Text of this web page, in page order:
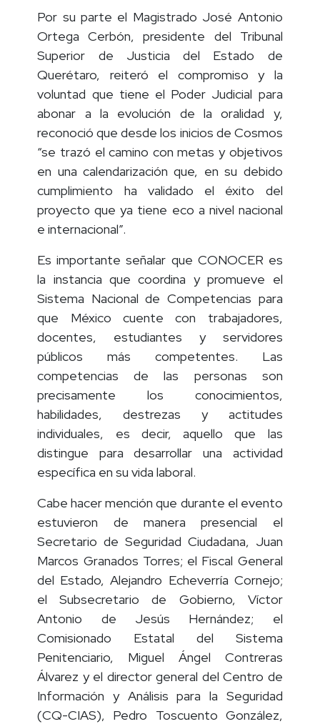
Por su parte el Magistrado José Antonio
Ortega Cerbón, presidente del Tribunal
Superior de Justicia del Estado de
Querétaro, reiteró el compromiso y la
voluntad que tiene el Poder Judicial para
abonar a la evolución de la oralidad y,
reconoció que desde los inicios de Cosmos
“se trazó el camino con metas y objetivos
en una calendarización que, en su debido
cumplimiento ha validado el éxito del
proyecto que ya tiene eco a nivel nacional
e internacional”.
Es importante señalar que CONOCER es
la instancia que coordina y promueve el
Sistema Nacional de Competencias para
que México cuente con trabajadores,
docentes, estudiantes y servidores
públicos más competentes. Las
competencias de las personas son
precisamente los conocimientos,
habilidades, destrezas y actitudes
individuales, es decir, aquello que las
distingue para desarrollar una actividad
específica en su vida laboral.
Cabe hacer mención que durante el evento
estuvieron de manera presencial el
Secretario de Seguridad Ciudadana, Juan
Marcos Granados Torres; el Fiscal General
del Estado, Alejandro Echeverría Cornejo;
el Subsecretario de Gobierno, Víctor
Antonio de Jesús Hernández; el
Comisionado Estatal del Sistema
Penitenciario, Miguel Ángel Contreras
Álvarez y el director general del Centro de
Información y Análisis para la Seguridad
(CQ-CIAS), Pedro Toscuento González,